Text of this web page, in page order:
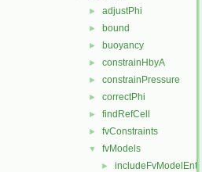
► adjustPhi
► bound
► buoyancy
► constrainHbyA
► constrainPressure
► correctPhi
► findRefCell
► fvConstraints
▼ fvModels
► includeFvModelEntry